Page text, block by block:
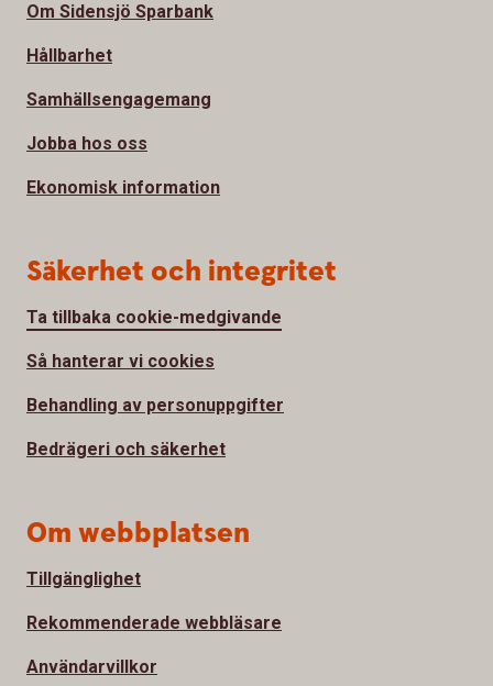
Om Sidensjö Sparbank
Hållbarhet
Samhällsengagemang
Jobba hos oss
Ekonomisk information
Säkerhet och integritet
Ta tillbaka cookie-medgivande
Så hanterar vi cookies
Behandling av personuppgifter
Bedrägeri och säkerhet
Om webbplatsen
Tillgänglighet
Rekommenderade webbläsare
Användarvillkor